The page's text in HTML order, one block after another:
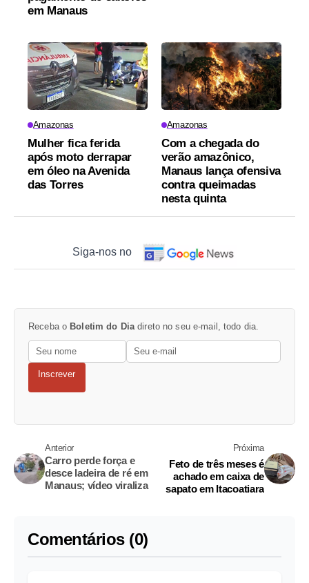
em Manaus
Amazonas
Mulher fica ferida
após moto derrapar
em óleo na Avenida
das Torres
Amazonas
Com a chegada do
verão amazônico,
Manaus lança ofensiva
contra queimadas
nesta quinta
Siga-nos no
Receba o Boletim do Diadireto no seu e-mail, todo dia.
Inscrever
Anterior
Carro perde força e
desce ladeira de ré em
Manaus; vídeo viraliza
Próxima
Feto de três meses é
achado em caixa de
sapato em Itacoatiara
Comentários (0)